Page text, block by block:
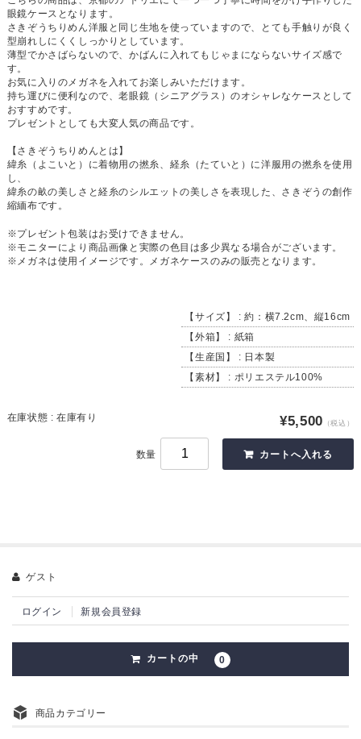
眼鏡ケースとなります。
さきぞうちりめん洋服と同じ生地を使っていますので、とても手触りが良く
型崩れしにくくしっかりとしています。
薄型でかさばらないので、かばんに入れてもじゃまにならないサイズ感で
す。
お気に入りのメガネを入れてお楽しみいただけます。
持ち運びに便利なので、老眼鏡（シニアグラス）のオシャレなケースとして
おすすめです。
プレゼントとしても大変人気の商品です。
【さきぞうちりめんとは】
緯糸（よこいと）に着物用の撚糸、経糸（たていと）に洋服用の撚糸を使用
し、
緯糸の畝の美しさと経糸のシルエットの美しさを表現した、さきぞうの創作
縮緬布です。
※プレゼント包装はお受けできません。
※モニターにより商品画像と実際の色目は多少異なる場合がございます。
※メガネは使用イメージです。メガネケースのみの販売となります。
【サイズ】 : 約：横7.2cm、縦16cm
【外箱】 : 紙箱
【生産国】 : 日本製
【素材】 : ポリエステル100%
在庫状態 : 在庫有り ¥5,500 （税込）
数量
ゲスト
ログイン 新規会員登録
カートの中 0
商品カテゴリー